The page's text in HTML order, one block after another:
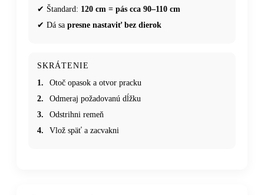
✔ Štandard: 120 cm = pás cca 90–110 cm
✔ Dá sa presne nastaviť bez dierok
SKRÁTENIE
1.
Otoč opasok a otvor pracku
2.
Odmeraj požadovanú dĺžku
3.
Odstrihni remeň
4.
Vlož späť a zacvakni